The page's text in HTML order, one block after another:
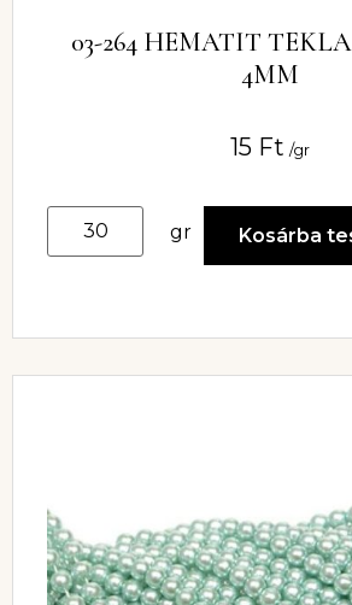
03-264 HEMATIT
4MM
15 Ft /gr
gr Kosárba